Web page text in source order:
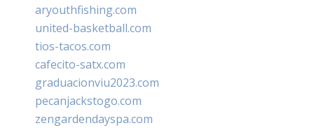
aryouthfishing.com
united-basketball.com
tios-tacos.com
cafecito-satx.com
graduacionviu2023.com
pecanjackstogo.com
zengardendayspa.com